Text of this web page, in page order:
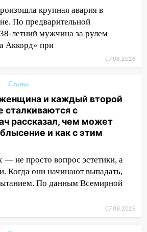
хотел купить иномарку
760 тысяч рублей
районе
и Chevrolet:
бензин в Ульяновске 7
АЗС
с ребёнком и
его: суд вынес
дачный дом и
предложили отменить
крупная авария в
По предварительной
летний мужчина за рулем
Аккорд» при
07.08.2026
Статьи
и каждый второй
сталкиваются с
рассказал, чем может
и как с этим
не просто вопрос эстетики, а
Когда они начинают выпадать,
По данным Всемирной
07.08.2026